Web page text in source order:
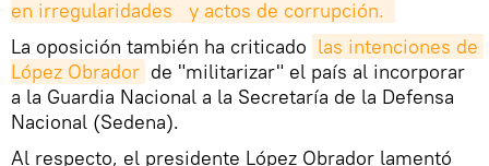
en irregularidades
y actos de corrupción.
La oposición también ha criticado las intenciones de
López Obrador de "militarizar" el país al incorporar
a la Guardia Nacional a la Secretaría de la Defensa
Nacional (Sedena).
Al respecto, el presidente López Obrador lamentó